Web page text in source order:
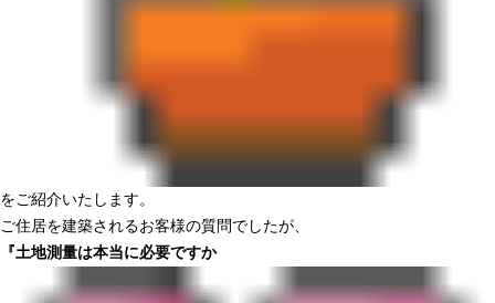
をご紹介いたします。
ご住居を建築されるお客様の質問でしたが、
『土地測量は本当に必要ですか